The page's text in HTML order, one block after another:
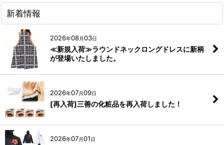
新着情報
2026年08月03日
≪新規入荷≫ラウンドネックロングドレスに新柄
が登場いたしました。
2026年07月09日
[再入荷]三善の化粧品を再入荷しました！
2026年07月01日